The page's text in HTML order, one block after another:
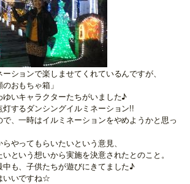
ションで楽しませてくれているんですが、
おもちゃ箱」
いキャラクターたちがいました♪
するダンシングイルミネーション!!
、一時はイルミネーションをやめようかと思っ
やってもらいたいという意見、
という想いから実施を決意されたとのこと。
も、子供たちが遊びにきてました♪
いいですね☆